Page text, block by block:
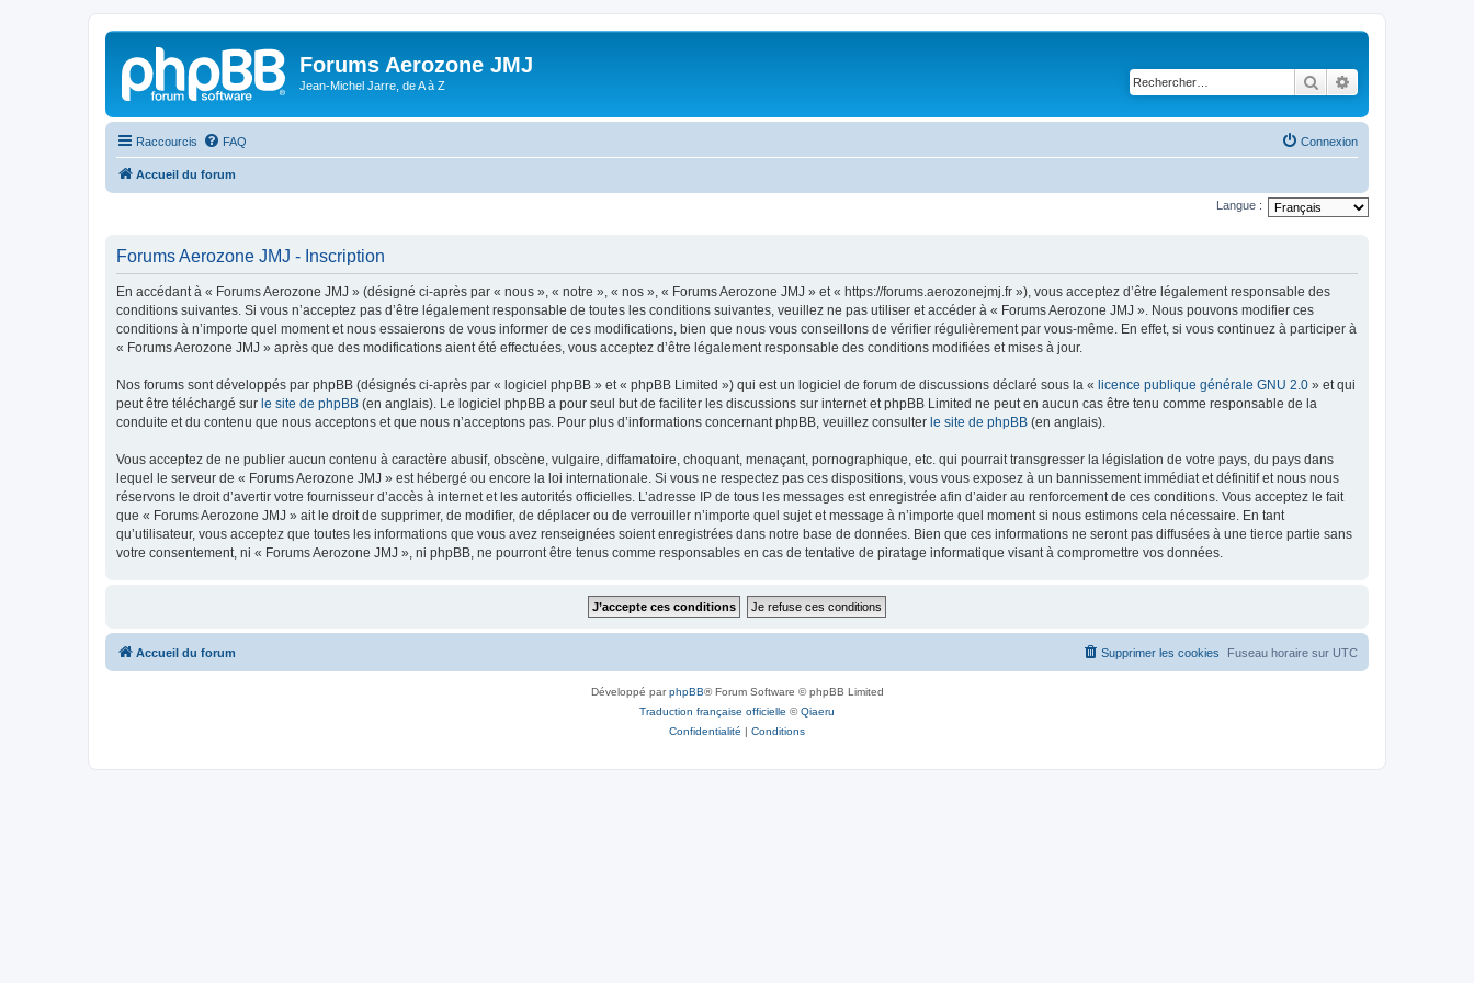
Forums Aerozone JMJ
Jean-Michel Jarre, de A à Z Rechercher
Raccourcis FAQ Connexion
Accueil du forum
Langue :
Forums Aerozone JMJ - Inscription
En accédant à « Forums Aerozone JMJ » (désigné ci-après par « nous », « notre », « nos », « Forums Aerozone JMJ » et « https://forums.aerozonejmj.fr »), vous acceptez d’être légalement responsable des
conditions suivantes. Si vous n’acceptez pas d’être légalement responsable de toutes les conditions suivantes, veuillez ne pas utiliser et accéder à « Forums Aerozone JMJ ». Nous pouvons modifier ces
conditions à n’importe quel moment et nous essaierons de vous informer de ces modifications, bien que nous vous conseillons de vérifier régulièrement par vous-même. En effet, si vous continuez à participer à
« Forums Aerozone JMJ » après que des modifications aient été effectuées, vous acceptez d’être légalement responsable des conditions modifiées et mises à jour.
Nos forums sont développés par phpBB (désignés ci-après par « logiciel phpBB » et « phpBB Limited ») qui est un logiciel de forum de discussions déclaré sous la « licence publique générale GNU 2.0 » et qui
peut être téléchargé sur le site de phpBB (en anglais). Le logiciel phpBB a pour seul but de faciliter les discussions sur internet et phpBB Limited ne peut en aucun cas être tenu comme responsable de la
conduite et du contenu que nous acceptons et que nous n’acceptons pas. Pour plus d’informations concernant phpBB, veuillez consulter le site de phpBB (en anglais).
Vous acceptez de ne publier aucun contenu à caractère abusif, obscène, vulgaire, diffamatoire, choquant, menaçant, pornographique, etc. qui pourrait transgresser la législation de votre pays, du pays dans
lequel le serveur de « Forums Aerozone JMJ » est hébergé ou encore la loi internationale. Si vous ne respectez pas ces dispositions, vous vous exposez à un bannissement immédiat et définitif et nous nous
réservons le droit d’avertir votre fournisseur d’accès à internet et les autorités officielles. L’adresse IP de tous les messages est enregistrée afin d’aider au renforcement de ces conditions. Vous acceptez le fait
que « Forums Aerozone JMJ » ait le droit de supprimer, de modifier, de déplacer ou de verrouiller n’importe quel sujet et message à n’importe quel moment si nous estimons cela nécessaire. En tant
qu’utilisateur, vous acceptez que toutes les informations que vous avez renseignées soient enregistrées dans notre base de données. Bien que ces informations ne seront pas diffusées à une tierce partie sans
votre consentement, ni « Forums Aerozone JMJ », ni phpBB, ne pourront être tenus comme responsables en cas de tentative de piratage informatique visant à compromettre vos données.
Accueil du forum Fuseau horaire sur UTC
Supprimer les cookies
Développé parphpBB® Forum Software © phpBB Limited
Traduction française officielle ©Qiaeru
Confidentialité | Conditions